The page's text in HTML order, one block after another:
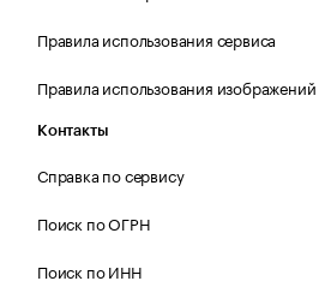
Правила использования сервиса
Правила использования изображений
Контакты
Справка по сервису
Поиск по ОГРН
Поиск по ИНН